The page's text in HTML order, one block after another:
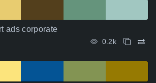
ads corporate
0.2k